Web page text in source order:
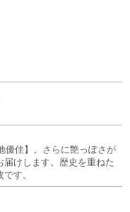
優佳】。さらに艶っぽさが
けします。歴史を重ねた
す。